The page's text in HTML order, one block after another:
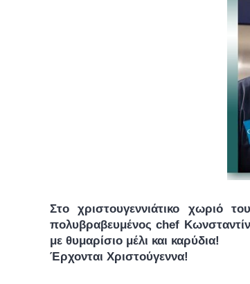
Στο χριστουγεννιάτικο
πολυβραβευμένος chef
με θυμαρίσιο μέλι και καρύδια!
Έρχονται Χριστούγεννα!